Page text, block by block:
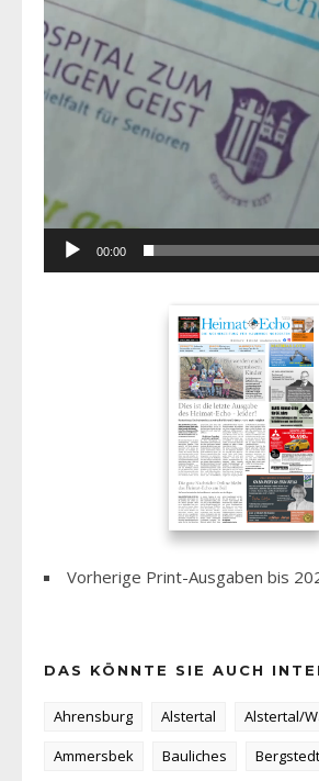
00:00
Vorherige Print-Ausgaben bis
DAS KÖNNTE SIE AUCH
Ahrensburg Alstertal
Alstertal/
Ammersbek
Bauliches
Bergstedt